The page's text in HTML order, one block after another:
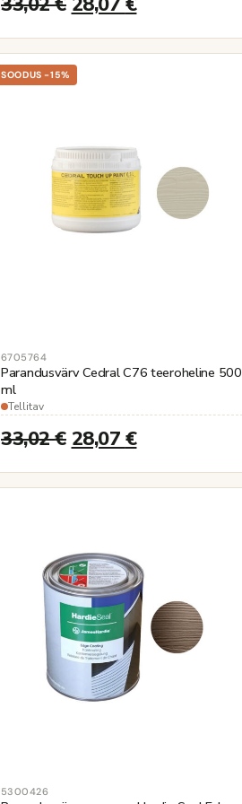
SOODUS -15%
6705764
Parandusvärv Cedral C76 teeroheline 500
ml
Tellitav
33,02€ 28,07 €
5300426